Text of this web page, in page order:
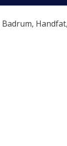
Badrum, Handfat,